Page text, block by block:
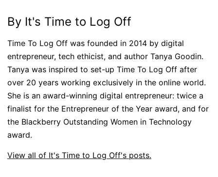
By It's Time to Log Off
Time To Log Off was founded in 2014 by digital
entrepreneur, tech ethicist, and author Tanya Goodin.
Tanya was inspired to set-up Time To Log Off after
over 20 years working exclusively in the online world.
She is an award-winning digital entrepreneur: twice a
finalist for the Entrepreneur of the Year award, and for
the Blackberry Outstanding Women in Technology
award.
View all of It's Time to Log Off's posts.